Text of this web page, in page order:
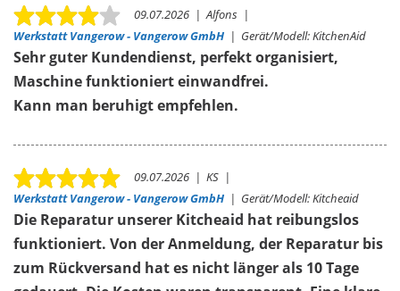
09.07.2026 |Alfons |
Werkstatt Vangerow - Vangerow GmbH | Gerät/Modell:KitchenAid
Sehr guter Kundendienst, perfekt organisiert,
Maschine funktioniert einwandfrei.
Kann man beruhigt empfehlen.
09.07.2026 | KS |
Werkstatt Vangerow - Vangerow GmbH | Gerät/Modell:Kitcheaid
Die Reparatur unserer Kitcheaid hat reibungslos
funktioniert. Von der Anmeldung, der Reparatur bis
zum Rückversand hat es nicht länger als 10 Tage